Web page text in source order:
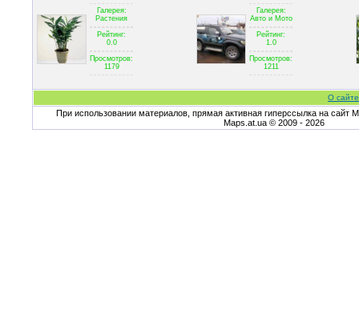
Галерея:
Растения
Рейтинг:
0.0
Просмотров:
1179
Галерея:
Авто и Мото
Рейтинг:
1.0
Просмотров:
1211
О
При использовании материалов, прямая активная гиперссылка на сайт
Maps.at.ua © 2009 - 2026